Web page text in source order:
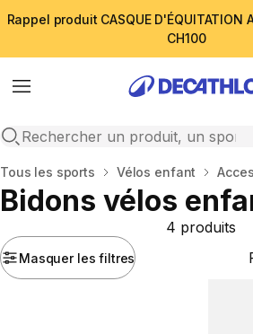
Rappel produit CASQUE D'ÉQUITATION
CH100
Menu
Open search
Accueil
Tous les sports Vélos enfant
Bidons vélos
Masquer les filtres
4 produits